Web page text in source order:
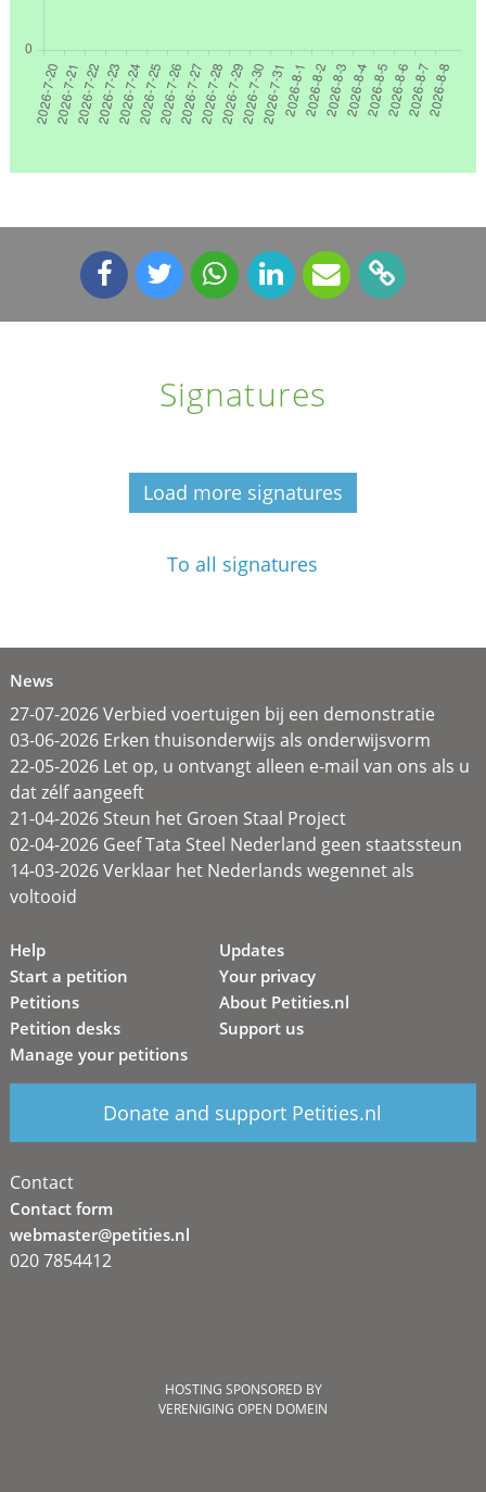
Signatures
Load more signatures
To all signatures
News
27-07-2026 Verbied voertuigen bij een demonstratie
03-06-2026 Erken thuisonderwijs als onderwijsvorm
22-05-2026 Let op, u ontvangt alleen e-mail van ons als u
dat zélf aangeeft
21-04-2026 Steun het Groen Staal Project
02-04-2026 Geef Tata Steel Nederland geen staatssteun
14-03-2026 Verklaar het Nederlands wegennet als
voltooid
Help
Start a petition
Petitions
Petition desks
Manage your petitions
Updates
Your privacy
About Petities.nl
Support us
Donate and support Petities.nl
Contact
Contact form
webmaster@petities.nl
020 7854412
HOSTING SPONSORED BY
VERENIGING OPEN DOMEIN